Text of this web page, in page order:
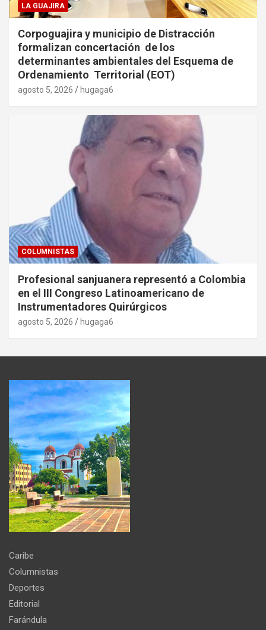
LA GUAJIRA
Corpoguajira y municipio de Distracción
formalizan concertación de los
determinantes ambientales del Esquema de
Ordenamiento Territorial (EOT)
agosto 5, 2026 hugaga6
COLUMNISTAS
Profesional sanjuanera representó a Colombia
en el III Congreso Latinoamericano de
Instrumentadores Quirúrgicos
agosto 5, 2026 hugaga6
Caribe
Columnistas
Deportes
Editorial
Farándula